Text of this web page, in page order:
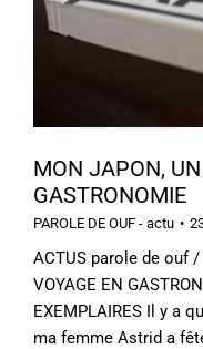
MON JAPON,
GASTRONOMIE
PAROLE DE OUF - actu
ACTUS parole de ouf /
VOYAGE EN
EXEMPLAIRES Il y a
ma femme Astrid a